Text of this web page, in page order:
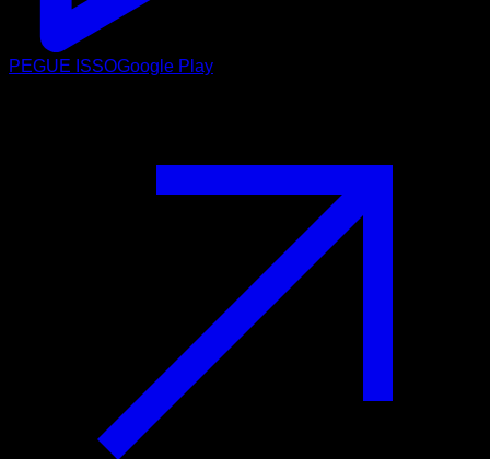
PEGUE ISSOGoogle Play